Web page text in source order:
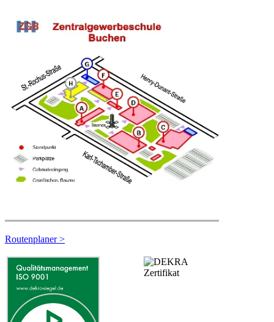
Routenplaner >